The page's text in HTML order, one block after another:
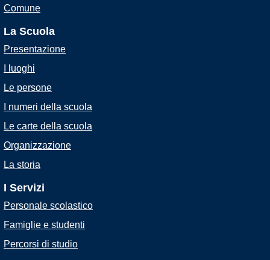
Comune
La Scuola
Presentazione
I luoghi
Le persone
I numeri della scuola
Le carte della scuola
Organizzazione
La storia
I Servizi
Personale scolastico
Famiglie e studenti
Percorsi di studio